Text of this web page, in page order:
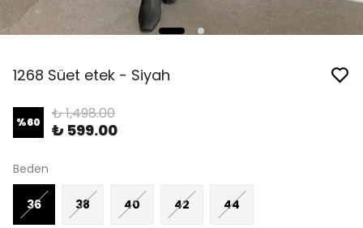
1268 Süet etek - Siyah
%60 ₺ 1,498.00
₺ 599.00
Beden
36 38 40 42 44